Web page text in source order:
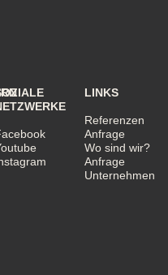
LINKS
Referenzen
Anfrage
Wo sind wir?
Anfrage
Unternehmen